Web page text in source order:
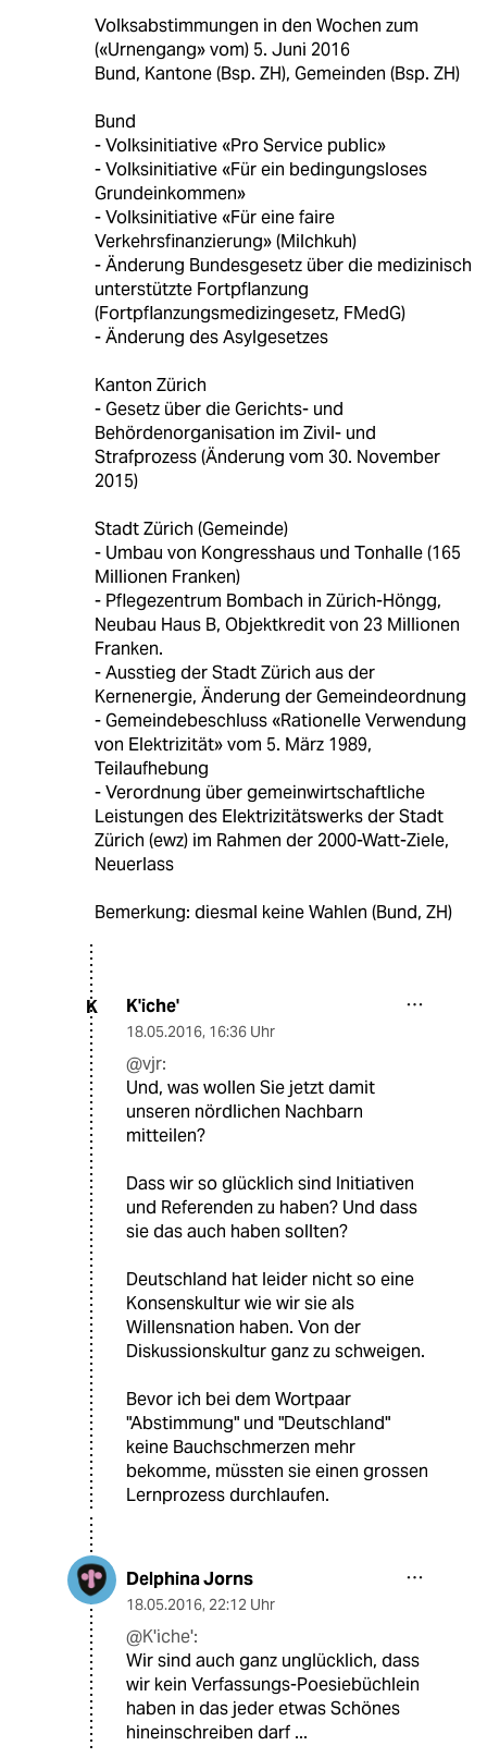
Volksabstimmungen in den Wochen zum
(«Urnengang» vom) 5. Juni 2016
Bund, Kantone (Bsp. ZH), Gemeinden (Bsp. ZH)
Bund
- Volksinitiative «Pro Service public»
- Volksinitiative «Für ein bedingungsloses
Grundeinkommen»
- Volksinitiative «Für eine faire
Verkehrsfinanzierung» (Milchkuh)
- Änderung Bundesgesetz über die medizinisch
unterstützte Fortpflanzung
(Fortpflanzungsmedizingesetz, FMedG)
- Änderung des Asylgesetzes
Kanton Zürich
- Gesetz über die Gerichts- und
Behördenorganisation im Zivil- und
Strafprozess (Änderung vom 30. November
2015)
Stadt Zürich (Gemeinde)
- Umbau von Kongresshaus und Tonhalle (165
Millionen Franken)
- Pflegezentrum Bombach in Zürich-Höngg,
Neubau Haus B, Objektkredit von 23 Millionen
Franken.
- Ausstieg der Stadt Zürich aus der
Kernenergie, Änderung der Gemeindeordnung
- Gemeindebeschluss «Rationelle Verwendung
von Elektrizität» vom 5. März 1989,
Teilaufhebung
- Verordnung über gemeinwirtschaftliche
Leistungen des Elektrizitätswerks der Stadt
Zürich (ewz) im Rahmen der 2000-Watt-Ziele,
Neuerlass
Bemerkung: diesmal keine Wahlen (Bund, ZH)
K K'iche'
18.05.2016, 16:36 Uhr
@vjr:
Und, was wollen Sie jetzt damit
unseren nördlichen Nachbarn
mitteilen?
Dass wir so glücklich sind Initiativen
und Referenden zu haben? Und dass
sie das auch haben sollten?
Deutschland hat leider nicht so eine
Konsenskultur wie wir sie als
Willensnation haben. Von der
Diskussionskultur ganz zu schweigen.
Bevor ich bei dem Wortpaar
"Abstimmung" und "Deutschland"
keine Bauchschmerzen mehr
bekomme, müssten sie einen grossen
Lernprozess durchlaufen.
Delphina Jorns
18.05.2016, 22:12 Uhr
@K'iche':
Wir sind auch ganz unglücklich, dass
wir kein Verfassungs-Poesiebüchlein
haben in das jeder etwas Schönes
hineinschreiben darf ...